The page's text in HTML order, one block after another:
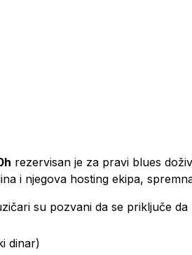
rezervisan je za pravi blues
i njegova hosting ekipa,
su pozvani da se priključe
dinar)